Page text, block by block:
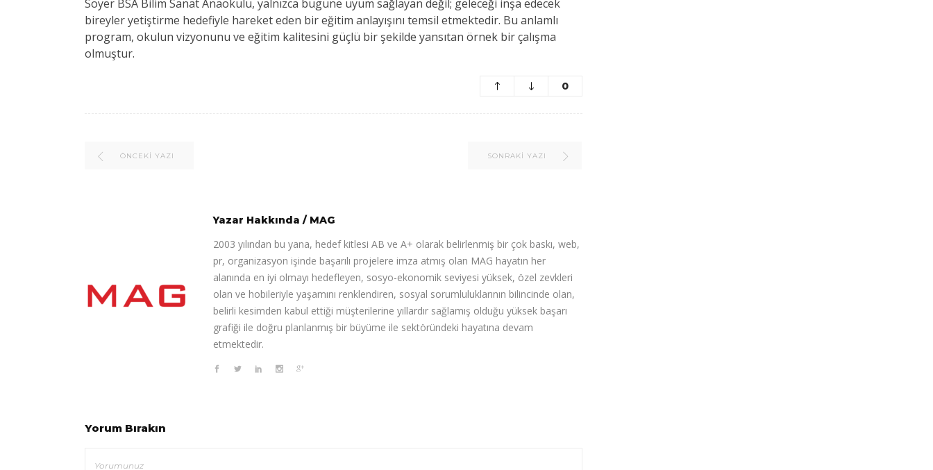
Soyer BSA Bilim Sanat Anaokulu, yalnızca bugüne uyum sağlayan değil; geleceği inşa edecek
bireyler yetiştirme hedefiyle hareket eden bir eğitim anlayışını temsil etmektedir. Bu anlamlı
program, okulun vizyonunu ve eğitim kalitesini güçlü bir şekilde yansıtan örnek bir çalışma
olmuştur.
0
ÖNCEKI YAZI SONRAKI YAZI
Yazar Hakkında / MAG
2003 yılından bu yana, hedef kitlesi AB ve A+ olarak belirlenmiş bir çok baskı, web,
pr, organizasyon işinde başarılı projelere imza atmış olan MAG hayatın her
alanında en iyi olmayı hedefleyen, sosyo-ekonomik seviyesi yüksek, özel zevkleri
olan ve hobileriyle yaşamını renklendiren, sosyal sorumluluklarının bilincinde olan,
belirli kesimden kabul ettiği müşterilerine yıllardır sağlamış olduğu yüksek başarı
grafiği ile doğru planlanmış bir büyüme ile sektöründeki hayatına devam
etmektedir.
Yorum Bırakın